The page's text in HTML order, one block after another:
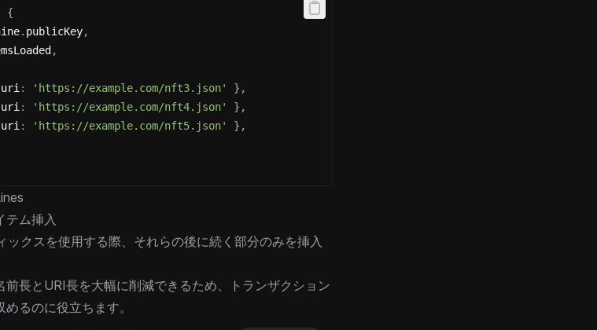
{
. publicKey,
,
uri : 'https://example.com/nft3.json' } ,
uri : 'https://example.com/nft4.json' } ,
uri : 'https://example.com/nft5.json' } ,
テム挿入
クスを使用する際、それらの後に続く部分のみを挿入
長とURI長を大幅に削減できるため、トランザクション
るのに役立ちます。